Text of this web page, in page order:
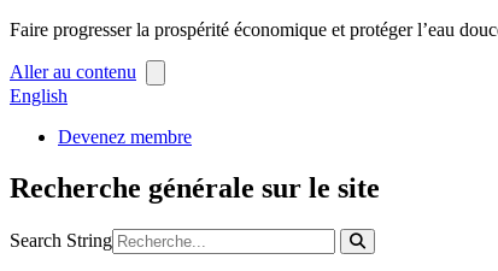
Faire progresser la prospérité économique et protéger l’eau
Aller au contenu
English
Devenez membre
Recherche générale sur le site
Search String